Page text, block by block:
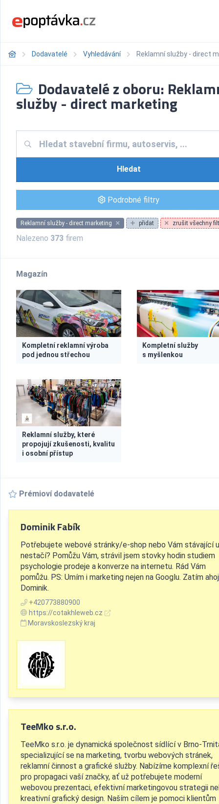
Dodavatelé Vyhledávání Reklamní služby - direct
Dodavatelé z oboru:
služby - direct marketing
Hledat
Podrobné filtry
Reklamní služby - direct marketing přidat zrušit všechny
Nalezeno 373 firem
Magazín
Kompletní reklamní výroba
pod jednou střechou
Kompletní služby
s myšlenkou
Reklamní služby, které
propojují zkušenosti, kvalitu
i osobní přístup
Prémioví dodavatelé
Dominik Fabík
Potřebujete webové stránky/e-shop nebo Vám stávající
nestačí? Pomůžu Vám, strávil jsem stovky hodin studiem
psychologie prodeje a konverze na internetu. Rád Vám
pomůžu. PS: Umím i marketing nejen na Googlu. Zatím
Dominik.
+420773880900
https://cotakhleweb.cz
Moravskoslezský kraj
TeeMko s.r.o.
TeeMko s.r.o. je dynamická společnost sídlící v Brno-
specializující se na marketing, tvorbu webových stránek,
reklamní činnost a grafické služby. Nabízíme komplexní
pro propagaci vaší značky, ať už potřebujete moderní
webovou prezentaci, efektivní marketingovou strategii
kreativní grafický design. Naším cílem je pomoci klientům